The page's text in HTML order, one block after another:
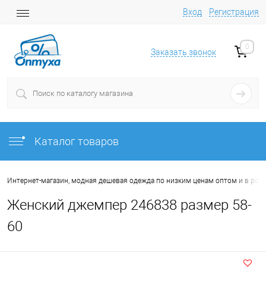
Вход Регистрация
Заказать звонок
0
Каталог товаров
Интернет-магазин, модная дешевая одежда по низким ценам оптом и в
Женский джемпер 246838 размер 58-
60